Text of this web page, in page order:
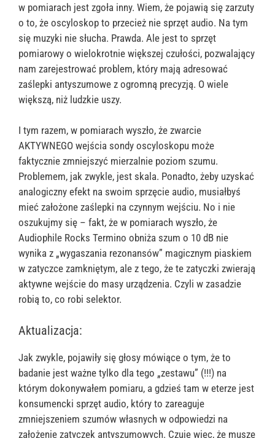
w pomiarach jest zgoła inny. Wiem, że pojawią się zarzuty
o to, że oscyloskop to przecież nie sprzęt audio. Na tym
się muzyki nie słucha. Prawda. Ale jest to sprzęt
pomiarowy o wielokrotnie większej czułości, pozwalający
nam zarejestrować problem, który mają adresować
zaślepki antyszumowe z ogromną precyzją. O wiele
większą, niż ludzkie uszy.
I tym razem, w pomiarach wyszło, że zwarcie
AKTYWNEGO wejścia sondy oscyloskopu może
faktycznie zmniejszyć mierzalnie poziom szumu.
Problemem, jak zwykle, jest skala. Ponadto, żeby uzyskać
analogiczny efekt na swoim sprzęcie audio, musiałbyś
mieć założone zaślepki na czynnym wejściu. No i nie
oszukujmy się – fakt, że w pomiarach wyszło, że
Audiophile Rocks Termino obniża szum o 10 dB nie
wynika z „wygaszania rezonansów” magicznym piaskiem
w zatyczce zamkniętym, ale z tego, że te zatyczki zwierają
aktywne wejście do masy urządzenia. Czyli w zasadzie
robią to, co robi selektor.
Aktualizacja:
Jak zwykle, pojawiły się głosy mówiące o tym, że to
badanie jest ważne tylko dla tego „zestawu” (!!!) na
którym dokonywałem pomiaru, a gdzieś tam w eterze jest
konsumencki sprzęt audio, który to zareaguje
zmniejszeniem szumów własnych w odpowiedzi na
założenie zatyczek antyszumowych. Czuję więc, że muszę